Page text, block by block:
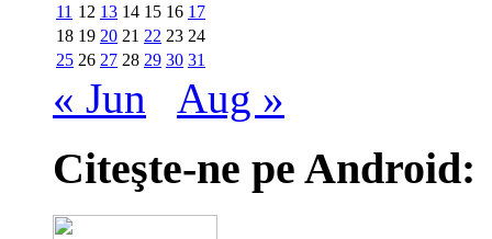
11 12 13 14 15 16 17
18 19 20 21 22 23 24
25 26 27 28 29 30 31
« Jun Aug »
Citeşte-ne pe Android: